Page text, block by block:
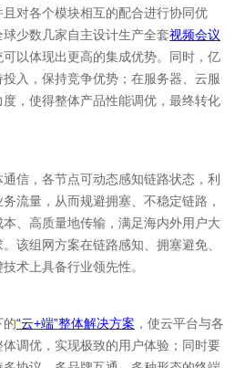
对各个模块相互的配合进行协同优
少数几家自主设计生产全套视频会议
以体现出更高的集成优势。同时，亿
入，保持竞争优势；在服务器、云服
，使得整体产品性能调优，最终转化
信，各节点可动态感知链路状态，利
流量，从而规避拥塞、不稳定链路，
、高质量地传输，满足海内外用户大
该组网方案在链路感知、拥塞避免、
术上具备行业领先性。
的“云+端”整体解决方案 ，使云平台与各
调优，实现极致的用户体验；同时要